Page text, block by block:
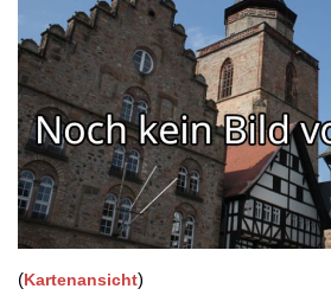
(Kartenansicht)